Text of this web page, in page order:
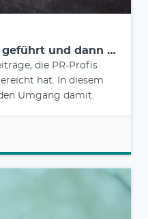
geführt und dann …
die PR-Profis
hat. In diesem
Umgang damit.